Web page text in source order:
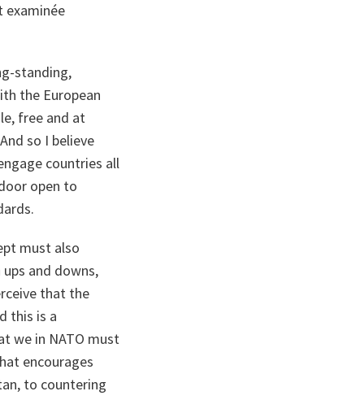
examinée
standing,
the European
free and at
so I believe
countries all
open to
must also
and downs,
that the
this is a
we in NATO must
encourages
to countering